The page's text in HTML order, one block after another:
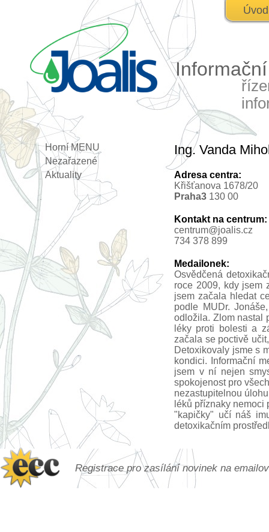
Úvod
Horní MENU
Nezařazené
Aktuality
Ing. Vanda
Adresa centra:
Křišťanova 1678/20
Praha3 130 00
Kontakt na centrum:
centrum@joalis.cz
734 378 899
Medailonek:
Osvědčená
roce 2009, kdy jsem
jsem začala hledat
podle MUDr.
odložila. Zlom nastal
léky proti bolesti a
začala se poctivě
Detoxikovaly jsme s
kondici. Informační
jsem v ní nejen
spokojenost pro
nezastupitelnou
léků příznaky
"kapičky" učí náš
detoxikačním
Registrace pro zasílání novinek na